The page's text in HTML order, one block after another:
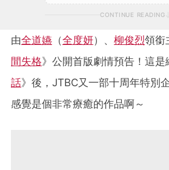
CONTINUE READING
由全道嬿 （全度妍）、 柳俊烈領銜
間失格》公開首版劇情預告！這是
話》後，JTBC又一部十周年特別
感覺是個非常療癒的作品啊～